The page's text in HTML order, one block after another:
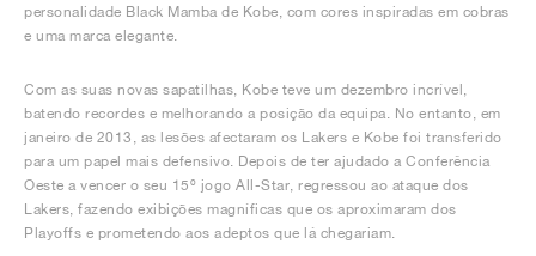
personalidade Black Mamba de Kobe, com cores inspiradas em cobras
e uma marca elegante.
Com as suas novas sapatilhas, Kobe teve um dezembro incrível,
batendo recordes e melhorando a posição da equipa. No entanto, em
janeiro de 2013, as lesões afectaram os Lakers e Kobe foi transferido
para um papel mais defensivo. Depois de ter ajudado a Conferência
Oeste a vencer o seu 15º jogo All-Star, regressou ao ataque dos
Lakers, fazendo exibições magníficas que os aproximaram dos
Playoffs e prometendo aos adeptos que lá chegariam.